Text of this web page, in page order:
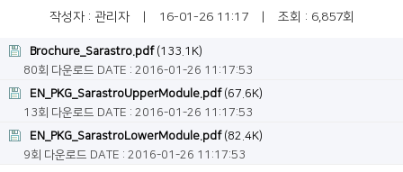
작성자 : 관리자 16-01-26 11:17 조회 : 6,857회
Brochure_Sarastro.pdf(133.1K)
80회 다운로드 DATE : 2016-01-26 11:17:53
EN_PKG_SarastroUpperModule.pdf(67.6K)
13회 다운로드 DATE : 2016-01-26 11:17:53
EN_PKG_SarastroLowerModule.pdf(82.4K)
9회 다운로드 DATE : 2016-01-26 11:17:53